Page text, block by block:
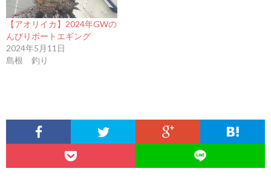
【アオリイカ】2024年GWの
んびりボートエギング
2024年5月11日
島根 釣り